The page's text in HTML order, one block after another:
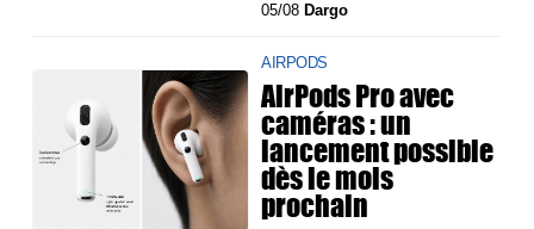
05/08 Dargo
AIRPODS
AirPods Pro avec
caméras : un
lancement possible
dès le mois
prochain